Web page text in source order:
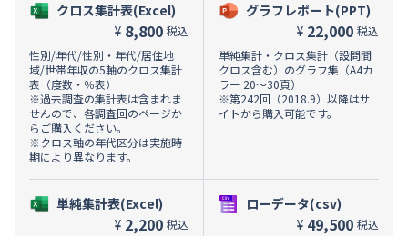
クロス集計表(Excel)
¥ 8,800 税込
性別/年代/性別・年代/居住地
域/世帯年収の5軸のクロス集計
表（度数・％表）
※過去調査の集計表は含まれま
せんので、各調査回のページか
らご購入ください。
※クロス軸の年代区分は実施時
期により異なります。
単純集計表(Excel)
¥ 2,200 税込
グラフレポート(PPT)
¥ 22,000 税込
単純集計・クロス集計（設問間
クロス含む）のグラフ集（A4カ
ラー 20～30頁）
※第242回（2018.9）以降はサ
イトから購入可能です。
ローデータ(csv)
¥ 49,500 税込